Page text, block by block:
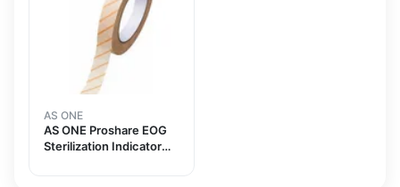
AS ONE
AS ONE Proshare EOG
Sterilization Indicator